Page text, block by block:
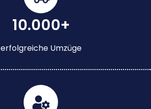
10.000+
erfolgreiche Umzüge